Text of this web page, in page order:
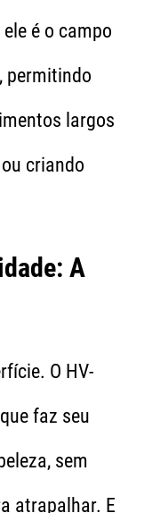
ele é o campo
permitindo
largos
criando
A
O HV-
faz seu
sem
atrapalhar. E